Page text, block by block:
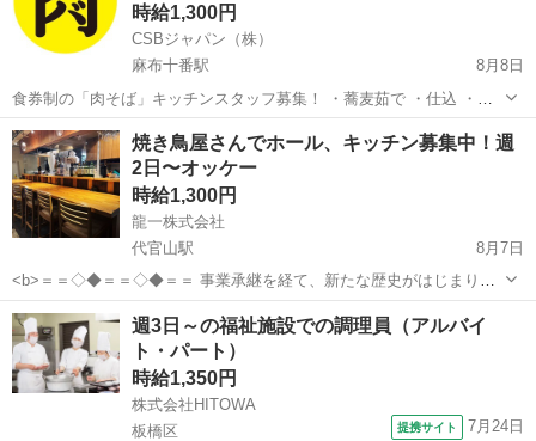
時給1,300円
CSBジャパン（株）
麻布十番駅
8月8日
食券制の「肉そば」キッチンスタッフ募集！ ・蕎麦茹で ・仕込 ・提
供、洗い物 時給 1.300円〜 交通費 1,000円上限/日 10:30〜
20:30（シフト制、通し可能）
東京 港区 麻布十番駅 時給
焼き鳥屋さんでホール、キッチン募集中！週
2日〜オッケー
時給1,300円
龍一株式会社
代官山駅
8月7日
<b>＝＝◇◆＝＝◇◆＝＝ 事業承継を経て、新たな歴史がはじまりま
す！ 代官山の隠れ家焼鳥店で、未経験からプロを目指しませんか？ 新
体制の中心メンバーとして、お店づくりを楽しみましょう！ ＝＝◇◆
＝＝◇◆＝＝</b> <b...
東京 渋谷区 代官山駅 その他 隠れ家
週3日～の福祉施設での調理員（アルバイ
ト・パート）
時給1,350円
株式会社HITOWA
板橋区
提携サイト 7月24日